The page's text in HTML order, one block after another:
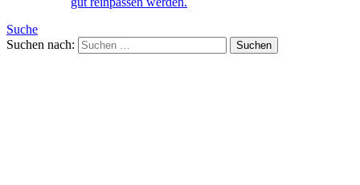
Suche
Suchen nach: